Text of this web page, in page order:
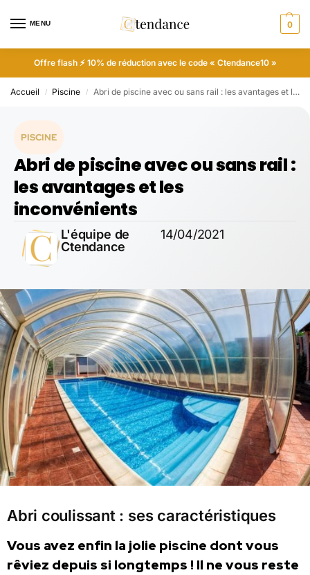
MENU 0
Offre flash ⚡ 10% de réduction avec le code « Ctendance10 »
Accueil / Piscine / Abri de piscine avec ou sans rail : les avantages et les inconvénients
PISCINE
Abri de piscine avec ou sans rail :
les avantages et les
inconvénients
L'équipe de
Ctendance
14/04/2021
Abri coulissant : ses caractéristiques
Vous avez enfin la jolie piscine dont vous
rêviez depuis si longtemps ! Il ne vous reste